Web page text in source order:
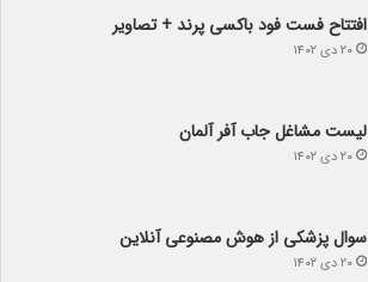
افتتاح فست فود باکسی پرند + تصاویر
۲۰ دی ۱۴۰۲
لیست مشاغل جاب آفر آلمان
۲۰ دی ۱۴۰۲
سوال پزشکی از هوش مصنوعی آنلاین
۲۰ دی ۱۴۰۲